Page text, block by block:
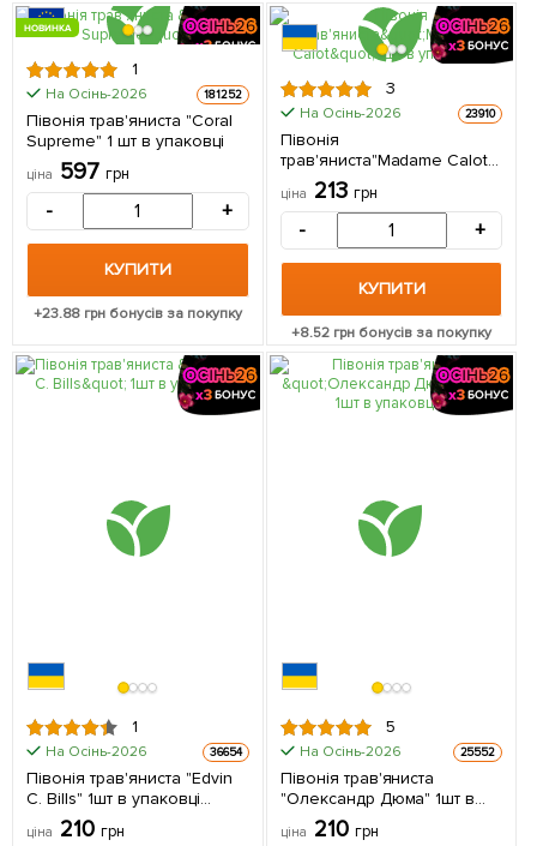
НОВИНКА
1
На Осінь-2026 181252
Півонія трав'яниста "Coral
Supreme" 1 шт в упаковці
ціна 597 грн
- +
КУПИТИ
+23.88 грн бонусів за покупку
3
На Осінь-2026 23910
Півонія
трав'яниста"Madame Calot"
1шт в упаковці
(Кореневище)
ціна 213 грн
- +
КУПИТИ
+8.52 грн бонусів за покупку
1
На Осінь-2026 36654
Півонія трав'яниста "Edvin
C. Bills" 1шт в упаковці
(Кореневище)
ціна 210 грн
5
На Осінь-2026 25552
Півонія трав'яниста
"Олександр Дюма" 1шт в
ціна 210 грн